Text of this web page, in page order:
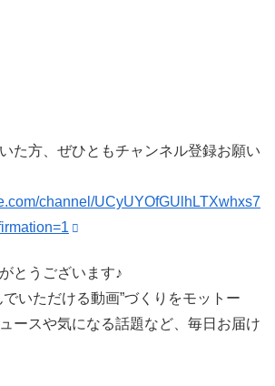
た方、ぜひともチャンネル登録お願い
channel/UCyUYOfGUlhLTXwhxs7
とうございます♪
いただける動画”づくりをモットー
ースや気になる話題など、毎日お届け